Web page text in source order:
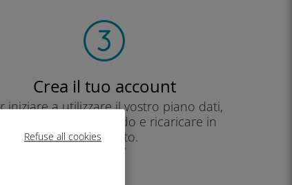
Refuse all cookies
Crea il tuo account
iniziare a utilizzare il vostro piano dati,
controllare il vostro saldo e ricaricare in
movimento.
Godere!